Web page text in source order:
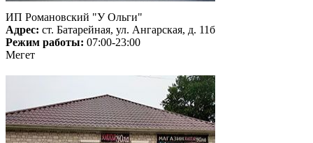
ИП Романовский "У Ольги"
Адрес: ст. Батарейная, ул. Ангарская, д. 11б
Режим работы: 07:00-23:00
Мегет